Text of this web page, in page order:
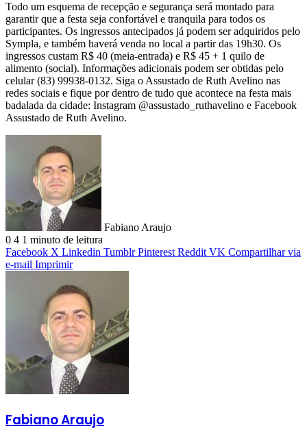
Todo um esquema de recepção e segurança será montado para
garantir que a festa seja confortável e tranquila para todos os
participantes. Os ingressos antecipados já podem ser adquiridos pelo
Sympla, e também haverá venda no local a partir das 19h30. Os
ingressos custam R$ 40 (meia-entrada) e R$ 45 + 1 quilo de
alimento (social). Informações adicionais podem ser obtidas pelo
celular (83) 99938-0132. Siga o Assustado de Ruth Avelino nas
redes sociais e fique por dentro de tudo que acontece na festa mais
badalada da cidade: Instagram @assustado_ruthavelino e Facebook
Assustado de Ruth Avelino.
Fabiano Araujo
0 4 1 minuto de leitura
Facebook X Linkedin Tumblr Pinterest Reddit VK Compartilhar via
e-mail Imprimir
Fabiano Araujo